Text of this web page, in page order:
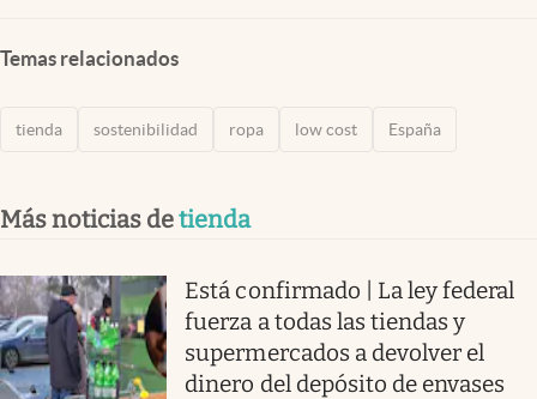
Temas relacionados
tienda sostenibilidad ropa low cost España
Más noticias detienda
Está confirmado | La ley federal
fuerza a todas las tiendas y
supermercados a devolver el
dinero del depósito de envases